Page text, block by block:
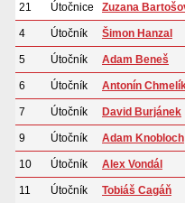
21 Útočnice Zuzana
4 Útočník Šimon Hanzal
5 Útočník Adam Beneš
6 Útočník Antonín
7 Útočník David Burjánek
9 Útočník Adam Knobloch
10 Útočník Alex Vondál
11 Útočník Tobiáš Cagáň